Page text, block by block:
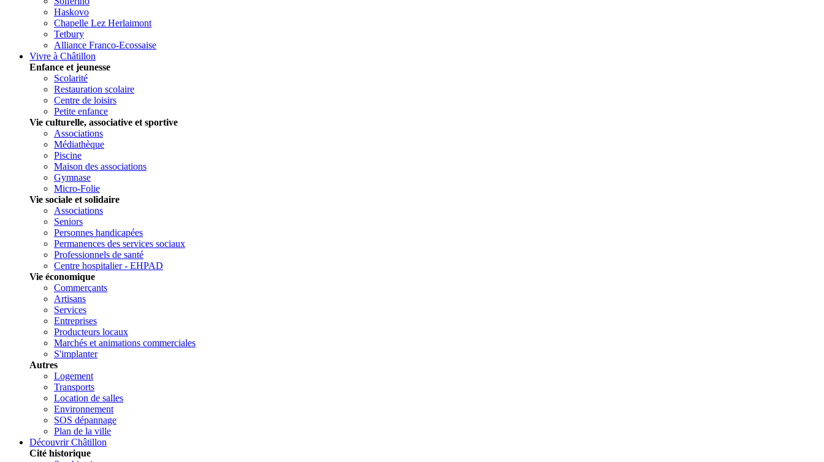
Haskovo
Chapelle Lez Herlaimont
Tetbury
Alliance Franco-Ecossaise
Vivre à Châtillon
Enfance et jeunesse
Scolarité
Restauration scolaire
Centre de loisirs
Petite enfance
Vie culturelle, associative et sportive
Associations
Médiathèque
Piscine
Maison des associations
Gymnase
Micro-Folie
Vie sociale et solidaire
Associations
Seniors
Personnes handicapées
Permanences des services sociaux
Professionnels de santé
Centre hospitalier - EHPAD
Vie économique
Commerçants
Artisans
Services
Entreprises
Producteurs locaux
Marchés et animations commerciales
S'implanter
Autres
Logement
Transports
Location de salles
Environnement
SOS dépannage
Plan de la ville
Découvrir Châtillon
Cité historique